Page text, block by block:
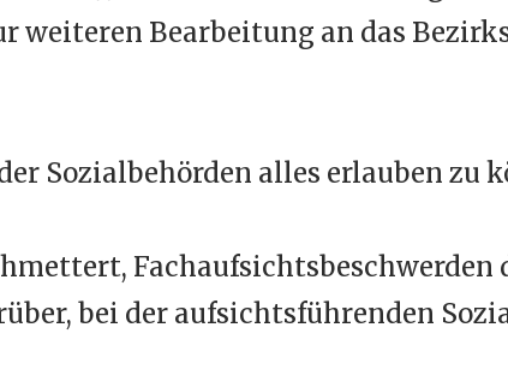
weiteren Bearbeitung an das
Sozialbehörden alles erlauben zu
bei der aufsichtsführenden